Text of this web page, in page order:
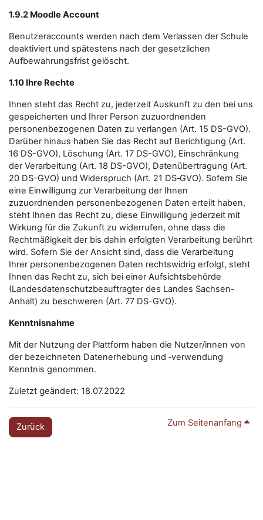
1.9.2 Moodle Account
Benutzeraccounts werden nach dem Verlassen der Schule
deaktiviert und spätestens nach der gesetzlichen
Aufbewahrungsfrist gelöscht.
1.10 Ihre Rechte
Ihnen steht das Recht zu, jederzeit Auskunft zu den bei uns
gespeicherten und Ihrer Person zuzuordnenden
personenbezogenen Daten zu verlangen (Art. 15 DS-GVO).
Darüber hinaus haben Sie das Recht auf Berichtigung (Art.
16 DS-GVO), Löschung (Art. 17 DS-GVO), Einschränkung
der Verarbeitung (Art. 18 DS-GVO), Datenübertragung (Art.
20 DS-GVO) und Widerspruch (Art. 21 DS‑GVO). Sofern Sie
eine Einwilligung zur Verarbeitung der Ihnen
zuzuordnenden personenbezogenen Daten erteilt haben,
steht Ihnen das Recht zu, diese Einwilligung jederzeit mit
Wirkung für die Zukunft zu widerrufen, ohne dass die
Rechtmäßigkeit der bis dahin erfolgten Verarbeitung berührt
wird. Sofern Sie der Ansicht sind, dass die Verarbeitung
Ihrer personenbezogenen Daten rechtswidrig erfolgt, steht
Ihnen das Recht zu, sich bei einer Aufsichtsbehörde
(Landesdatenschutzbeauftragter des Landes Sachsen-
Anhalt) zu beschweren (Art. 77 DS-GVO).
Kenntnisnahme
Mit der Nutzung der Plattform haben die Nutzer/innen von
der bezeichneten Datenerhebung und ‑verwendung
Kenntnis genommen.
Zuletzt geändert: 18.07.2022
Zurück Zum Seitenanfang